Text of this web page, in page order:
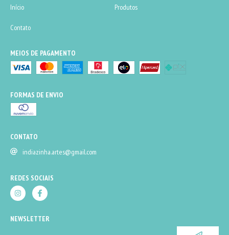
Início
Produtos
Contato
MEIOS DE PAGAMENTO
FORMAS DE ENVIO
CONTATO
indiazinha.artes@gmail.com
REDES SOCIAIS
NEWSLETTER